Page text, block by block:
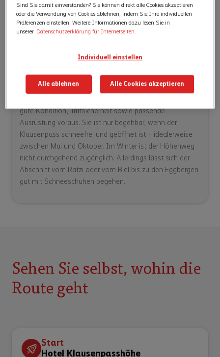
6 Berggasthaus Eggberge
Das sollten Sie noch wissen
gute Kondition, Trittsicherheit sowie passende
Ausrüstung voraus. Sie ist nur begehbar, wenn der
Klausenpass schneefrei und geöffnet ist – idealerweise
zwischen Mai und Oktober. Im Winter ist der Höhenweg
nicht durchgehend zugänglich. Allerdings lässt sich der
Abschnitt vom Ratzi oder vom Biel bis zu den Eggbergen
gut mit Schneeschuhen begehen.
Sehen Sie selbst, wohin die
Route geht
Start
Hotel Klausenpasshöhe
Sind Sie damit einverstanden? Sie können direkt alle Cookies akzeptieren
oder die Verwendung von Cookies ablehnen, indem Sie Ihre individuellen
Präferenzen einstellen. Weitere Informationen dazu lesen Sie in
unserer Datenschutzerklärung für Internetseiten.
Individuell einstellen
Alle ablehnen Alle Cookies akzeptieren